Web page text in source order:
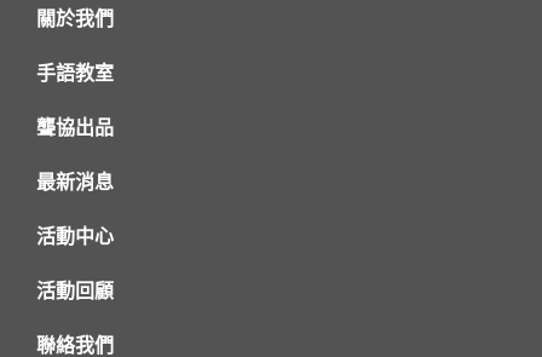
關於我們
手語教室
聾協出品
最新消息
活動中心
活動回顧
聯絡我們